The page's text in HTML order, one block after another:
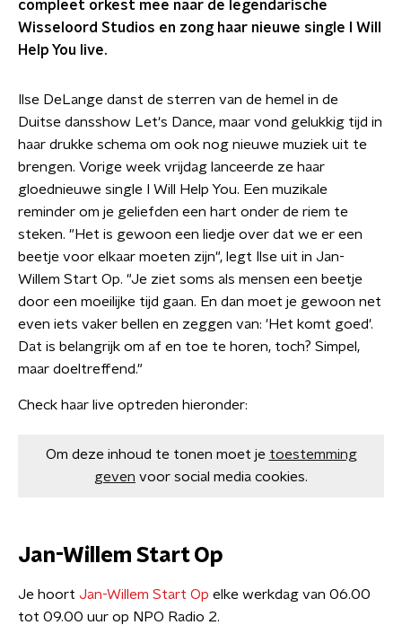
compleet orkest mee naar de legendarische
Wisseloord Studios en zong haar nieuwe single I Will
Help You live.
Ilse DeLange danst de sterren van de hemel in de
Duitse dansshow Let's Dance, maar vond gelukkig tijd in
haar drukke schema om ook nog nieuwe muziek uit te
brengen. Vorige week vrijdag lanceerde ze haar
gloednieuwe single I Will Help You. Een muzikale
reminder om je geliefden een hart onder de riem te
steken. "Het is gewoon een liedje over dat we er een
beetje voor elkaar moeten zijn", legt Ilse uit in Jan-
Willem Start Op. "Je ziet soms als mensen een beetje
door een moeilijke tijd gaan. En dan moet je gewoon net
even iets vaker bellen en zeggen van: 'Het komt goed'.
Dat is belangrijk om af en toe te horen, toch? Simpel,
maar doeltreffend."
Check haar live optreden hieronder:
Om deze inhoud te tonen moet je toestemming
geven voor social media cookies.
Jan-Willem Start Op
Je hoort Jan-Willem Start Op elke werkdag van 06.00
tot 09.00 uur op NPO Radio 2.